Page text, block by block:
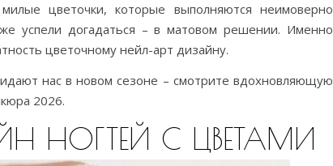
цветочки, которые выполняются неимоверно
успели догадаться – в матовом решении. Именно
цветочному нейл-арт дизайну.
нас в новом сезоне – смотрите вдохновляющую
2026.
НОГТЕЙ С ЦВЕТАМИ